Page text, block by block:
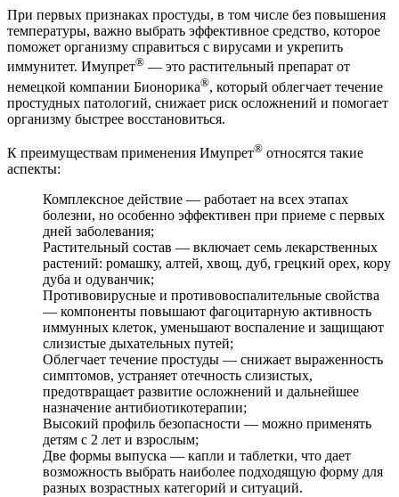
При первых признаках простуды, в том числе без повышения
температуры, важно выбрать эффективное средство, которое
поможет организму справиться с вирусами и укрепить
иммунитет. Имупрет® — это растительный препарат от
немецкой компании Бионорика®, который облегчает течение
простудных патологий, снижает риск осложнений и помогает
организму быстрее восстановиться.
К преимуществам применения Имупрет® относятся такие
аспекты:
Комплексное действие — работает на всех этапах
болезни, но особенно эффективен при приеме с первых
дней заболевания;
Растительный состав — включает семь лекарственных
растений: ромашку, алтей, хвощ, дуб, грецкий орех, кору
дуба и одуванчик;
Противовирусные и противовоспалительные свойства
— компоненты повышают фагоцитарную активность
иммунных клеток, уменьшают воспаление и защищают
слизистые дыхательных путей;
Облегчает течение простуды — снижает выраженность
симптомов, устраняет отечность слизистых,
предотвращает развитие осложнений и дальнейшее
назначение антибиотикотерапии;
Высокий профиль безопасности — можно применять
детям с 2 лет и взрослым;
Две формы выпуска — капли и таблетки, что дает
возможность выбрать наиболее подходящую форму для
разных возрастных категорий и ситуаций.